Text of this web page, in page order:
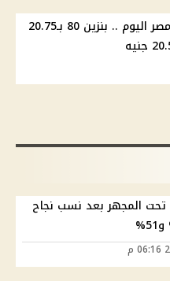
أسعار الوقود في مصر اليوم .. بنزين 80 بـ20.75
المجهر بعد نسب نجاح